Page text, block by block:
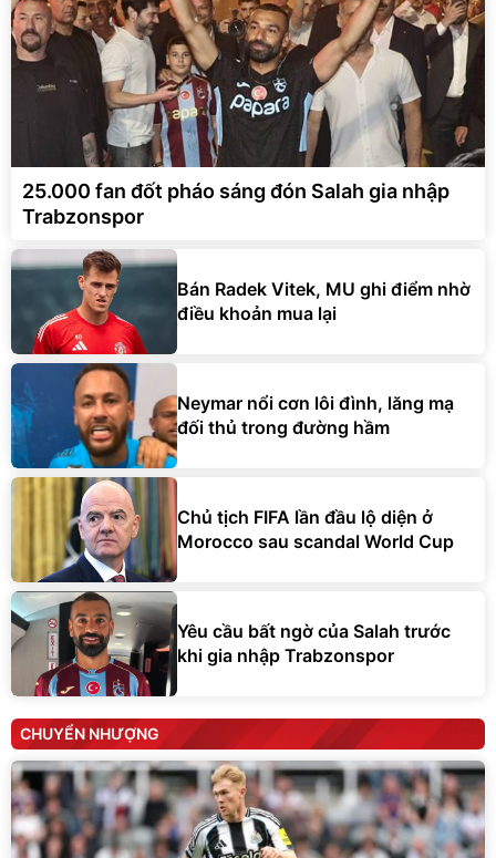
25.000 fan đốt pháo sáng đón Salah gia nhập
Trabzonspor
Bán Radek Vitek, MU ghi điểm nhờ
điều khoản mua lại
Neymar nổi cơn lôi đình, lăng mạ
đối thủ trong đường hầm
Chủ tịch FIFA lần đầu lộ diện ở
Morocco sau scandal World Cup
Yêu cầu bất ngờ của Salah trước
khi gia nhập Trabzonspor
CHUYỂN NHƯỢNG